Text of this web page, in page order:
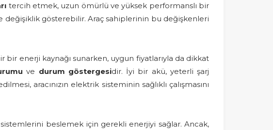
tercih etmek, uzun ömürlü ve yüksek performanslı bir
değişiklik gösterebilir. Araç sahiplerinin bu değişkenleri
bir enerji kaynağı sunarken, uygun fiyatlarıyla da dikkat
ve durum göstergesidir. İyi bir akü, yeterli şarj
aracınızın elektrik sisteminin sağlıklı çalışmasını
beslemek için gerekli enerjiyi sağlar. Ancak,